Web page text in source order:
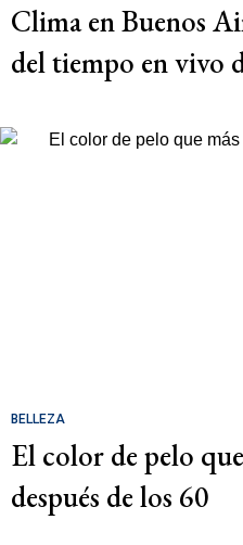
Clima en Buenos
del tiempo en vivo
BELLEZA
El color de pelo
después de los 60